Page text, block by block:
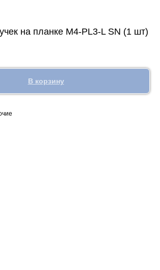
на планке M4-PL3-L SN (1 шт)
В корзину